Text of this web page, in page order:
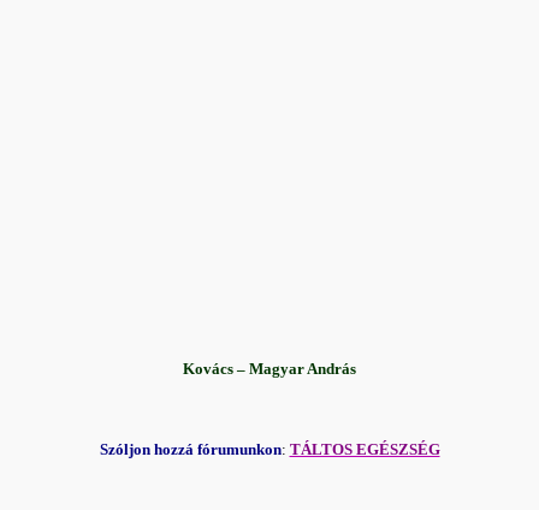
Kovács – Magyar András
Szóljon hozzá fórumunkon: TÁLTOS EGÉSZSÉG